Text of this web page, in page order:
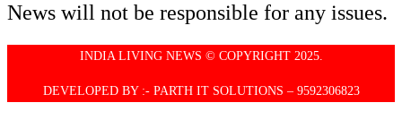
News will not be responsible for any issues.
INDIA LIVING NEWS © COPYRIGHT 2025.
DEVELOPED BY :- PARTH IT SOLUTIONS – 9592306823